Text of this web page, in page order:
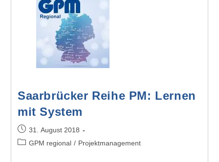
Saarbrücker Reihe PM: Lernen
mit System
31. August 2018
GPM regional / Projektmanagement